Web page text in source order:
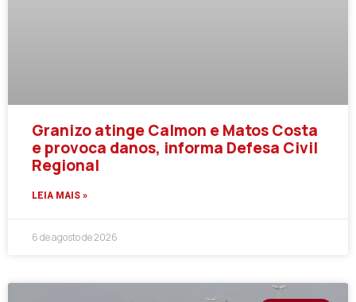
Granizo atinge Calmon e Matos Costa
e provoca danos, informa Defesa Civil
Regional
LEIA MAIS »
6 de agosto de 2026